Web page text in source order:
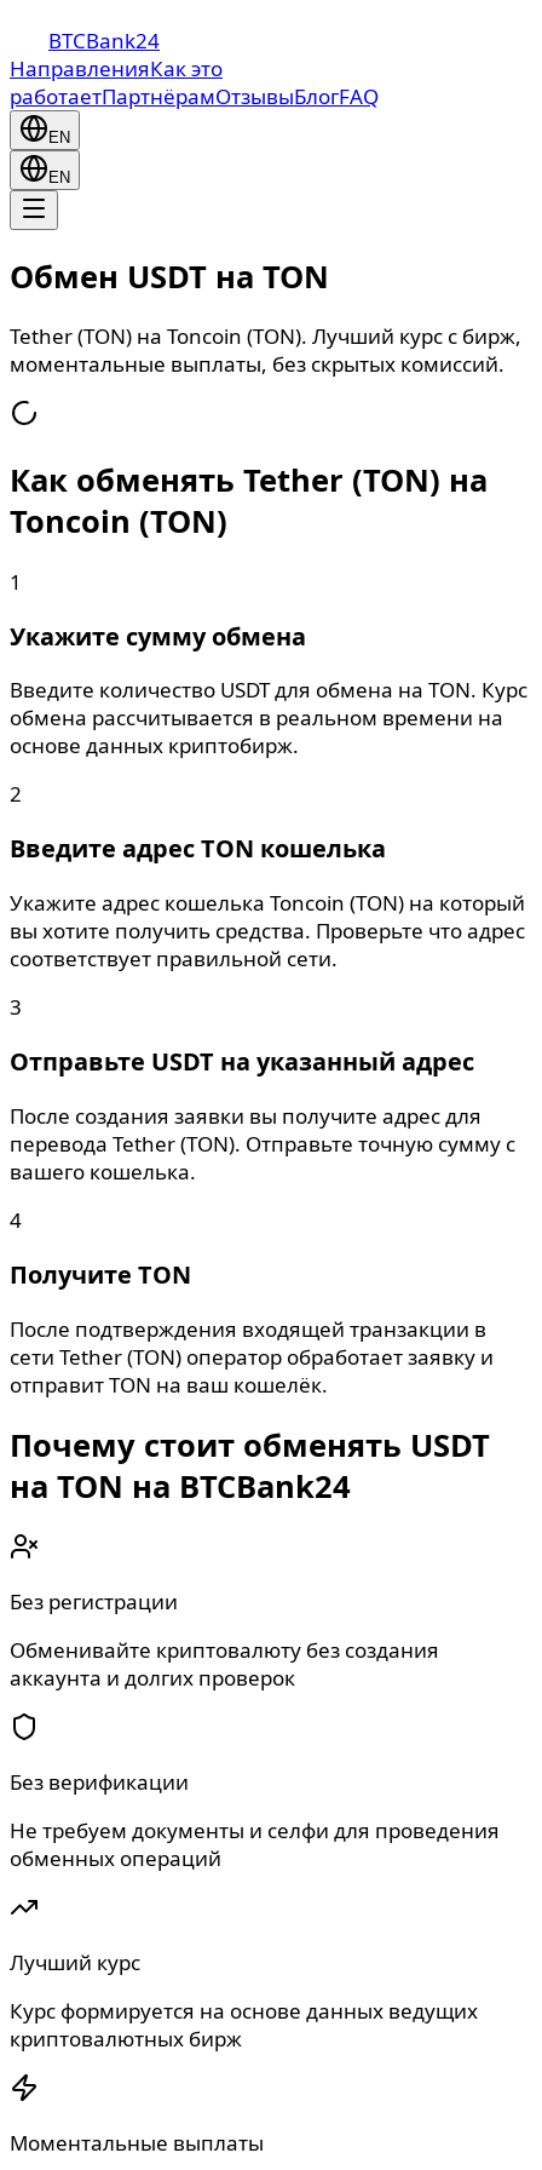
BTCBank24
НаправленияКак это
работаетПартнёрамОтзывыБлогFAQ
EN
EN
Обмен USDT на TON
Tether (TON) на Toncoin (TON). Лучший курс с бирж,
моментальные выплаты, без скрытых комиссий.
Как обменять Tether (TON) на
Toncoin (TON)
1
Укажите сумму обмена
Введите количество USDT для обмена на TON. Курс
обмена рассчитывается в реальном времени на
основе данных криптобирж.
2
Введите адрес TON кошелька
Укажите адрес кошелька Toncoin (TON) на который
вы хотите получить средства. Проверьте что адрес
соответствует правильной сети.
3
Отправьте USDT на указанный адрес
После создания заявки вы получите адрес для
перевода Tether (TON). Отправьте точную сумму с
вашего кошелька.
4
Получите TON
После подтверждения входящей транзакции в
сети Tether (TON) оператор обработает заявку и
отправит TON на ваш кошелёк.
Почему стоит обменять USDT
на TON на BTCBank24
Без регистрации
Обменивайте криптовалюту без создания
аккаунта и долгих проверок
Без верификации
Не требуем документы и селфи для проведения
обменных операций
Лучший курс
Курс формируется на основе данных ведущих
криптовалютных бирж
Моментальные выплаты